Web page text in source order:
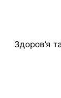
Здоров’я